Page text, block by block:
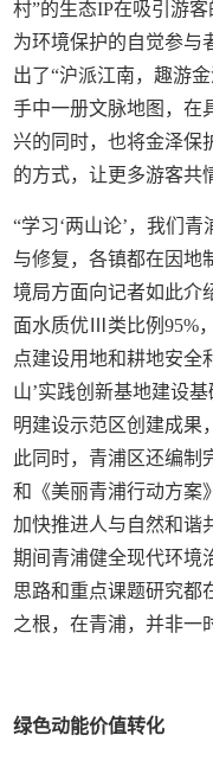
村”的生态IP在吸引游
为环境保护的自觉参与
出了“沪派江南，趣游
手中一册文脉地图，在
兴的同时，也将金泽保
的方式，让更多游客共
“学习‘两山论’，我们
与修复，各镇都在因地
境局方面向记者如此介
面水质优Ⅲ类比例95%
点建设用地和耕地安全
山’实践创新基地建设
明建设示范区创建成果
此同时，青浦区还编制
和《美丽青浦行动方案
加快推进人与自然和谐
期间青浦健全现代环境
思路和重点课题研究都
之根，在青浦，并非一
绿色动能价值转化